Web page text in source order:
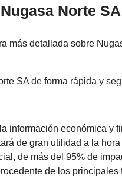
Norte SA
más detallada sobre
SA de forma rápida y
información económica y
de gran utilidad a la
de más del 95% de
de los